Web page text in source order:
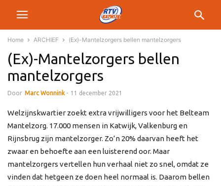
Home ARCHIEF (Ex)-Mantelzorgers bellen mantelzorgers
(Ex)-Mantelzorgers bellen
mantelzorgers
Door Marc Wonnink - 11 december 2021
Welzijnskwartier zoekt extra vrijwilligers voor het Belteam
Mantelzorg. 17.000 mensen in Katwijk, Valkenburg en
Rijnsbrug zijn mantelzorger. Zo’n 20% daarvan heeft het
zwaar en behoefte aan een luisterend oor. Maar
mantelzorgers vertellen hun verhaal niet zo snel, omdat ze
vinden dat hetgeen ze doen heel normaal is. Daarom bellen